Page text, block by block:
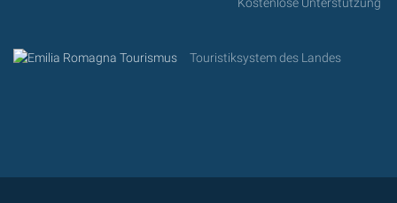
Touristiksystem des Landes